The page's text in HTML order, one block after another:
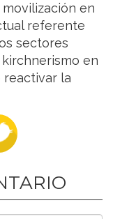
en
referente
sectores
en
reactivar la